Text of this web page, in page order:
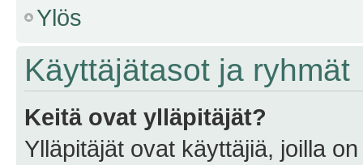
Ylös
Käyttäjätasot ja ryhmät
Keitä ovat ylläpitäjät?
Ylläpitäjät ovat käyttäjiä, joilla